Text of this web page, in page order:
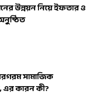
উন্নয়ন নিয়ে ইফতার ও
সরগরম সামাজিক
এর কারন কী?